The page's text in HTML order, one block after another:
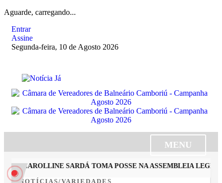
Aguarde, carregando...
Entrar
Assine
Segunda-feira, 10 de Agosto 2026
MENU
CAROLLINE SARDÁ TOMA POSSE NA ASSEMBLEIA
NOTÍCIAS/VARIEDADES